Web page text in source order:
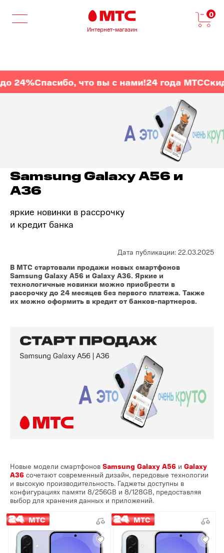
Интернет-магазин
0
Спасибо, что вы с нами!24 года МТС
Samsung Galaxy A56 и
A36
яркие новинки в рассрочку
и кредит банка
Дата публикации: 22.03.2025
В МТС стартовали продажи новых смартфонов
Samsung Galaxy A56 и Galaxy A36. Яркие и
технологичные новинки можно приобрести в
рассрочку до 24 месяцев без первого платежа. Также
их можно оформить в кредит от банков-партнеров.
Новые модели смартфонов Samsung Galaxy A56 и Galaxy
A36 сочетают современный дизайн, передовые технологии
и высокую производительность. Гаджеты доступны в
конфигурациях памяти 8/256GB и 8/128GB, предоставляя
выбор для хранения данных и приложений.
МТС МТС